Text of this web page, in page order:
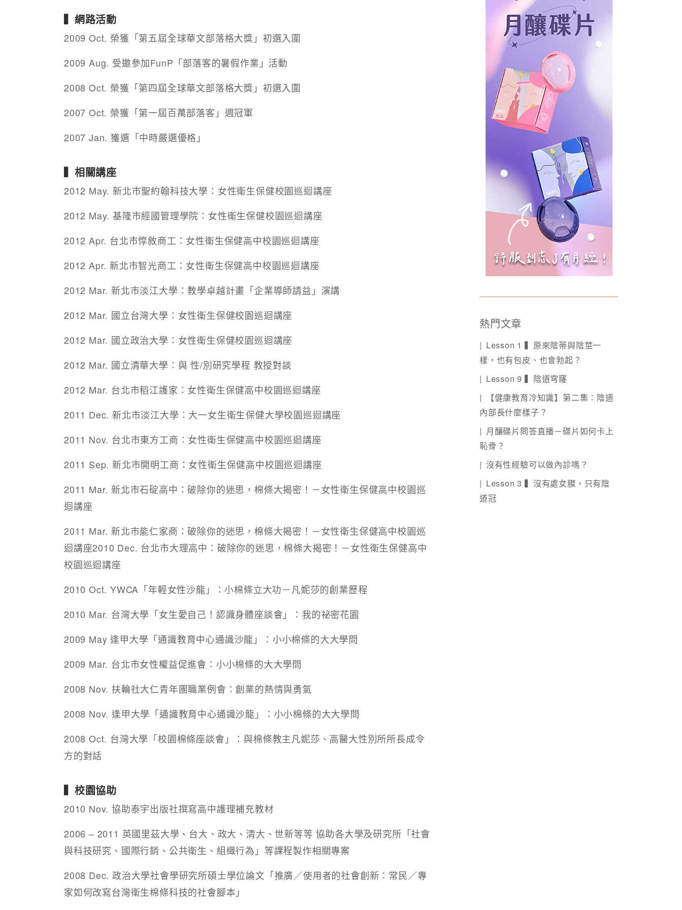
▍網路活動
2009 Oct. 榮獲「第五屆全球華文部落格大獎」初選入圍
2009 Aug. 受邀參加FunP「部落客的暑假作業」活動
2008 Oct. 榮獲「第四屆全球華文部落格大獎」初選入圍
2007 Oct. 榮獲「第一屆百萬部落客」週冠軍
2007 Jan. 獲選「中時嚴選優格」
▍相關講座
2012 May. 新北市聖約翰科技大學：女性衛生保健校園巡迴講座
2012 May. 基隆市經國管理學院：女性衛生保健校園巡迴講座
2012 Apr. 台北市惇敘商工：女性衛生保健高中校園巡迴講座
2012 Apr. 新北市智光商工：女性衛生保健高中校園巡迴講座
2012 Mar. 新北市淡江大學：教學卓越計畫「企業導師請益」演講
2012 Mar. 國立台灣大學：女性衛生保健校園巡迴講座
2012 Mar. 國立政治大學：女性衛生保健校園巡迴講座
2012 Mar. 國立清華大學：與 性/別研究學程 教授對談
2012 Mar. 台北市稻江護家：女性衛生保健高中校園巡迴講座
2011 Dec. 新北市淡江大學：大一女生衛生保健大學校園巡迴講座
2011 Nov. 台北市東方工商：女性衛生保健高中校園巡迴講座
2011 Sep. 新北市開明工商：女性衛生保健高中校園巡迴講座
2011 Mar. 新北市石碇高中：破除你的迷思，棉條大揭密！－女性衛生保健高中校園巡
迴講座
2011 Mar. 新北市能仁家商：破除你的迷思，棉條大揭密！－女性衛生保健高中校園巡
迴講座2010 Dec. 台北市大理高中：破除你的迷思，棉條大揭密！－女性衛生保健高中
校園巡迴講座
2010 Oct. YWCA「年輕女性沙龍」：小棉條立大功－凡妮莎的創業歷程
2010 Mar. 台灣大學「女生愛自己！認識身體座談會」：我的祕密花園
2009 May 逢甲大學「通識教育中心通識沙龍」：小小棉條的大大學問
2009 Mar. 台北市女性權益促進會：小小棉條的大大學問
2008 Nov. 扶輪社大仁青年團職業例會：創業的熱情與勇氣
2008 Nov. 逢甲大學「通識教育中心通識沙龍」：小小棉條的大大學問
2008 Oct. 台灣大學「校園棉條座談會」：與棉條教主凡妮莎、高醫大性別所所長成令
方的對話
▍校園協助
2010 Nov. 協助泰宇出版社撰寫高中護理補充教材
2006 – 2011 英國里茲大學、台大、政大、清大、世新等等 協助各大學及研究所「社會
與科技研究、國際行銷、公共衛生、組織行為」等課程製作相關專案
2008 Dec. 政治大學社會學研究所碩士學位論文「推廣／使用者的社會創新：常民／專
家如何改寫台灣衛生棉條科技的社會腳本」
熱門文章
Lesson 1 ▍原來陰蒂與陰莖一
樣，也有包皮、也會勃起？
Lesson 9 ▍陰道穹窿
【健康教育冷知識】第二集：陰道
內部長什麼樣子？
月釀碟片問答直播－碟片如何卡上
恥骨？️
沒有性經驗可以做內診嗎？
Lesson 3 ▍沒有處女膜，只有陰
道冠